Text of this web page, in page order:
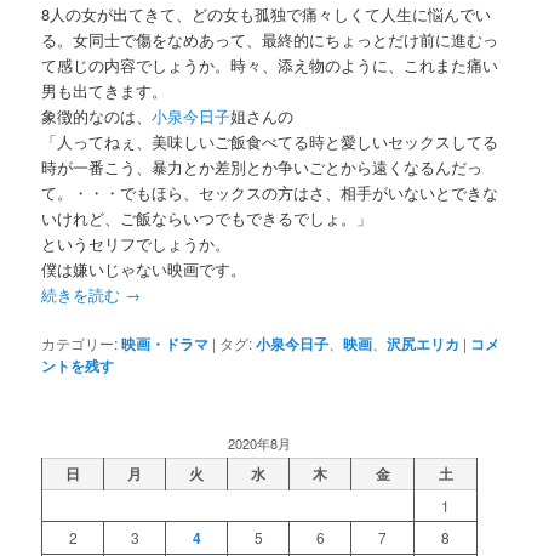
8人の女が出てきて、どの女も孤独で痛々しくて人生に悩んでい
る。女同士で傷をなめあって、最終的にちょっとだけ前に進むっ
て感じの内容でしょうか。時々、添え物のように、これまた痛い
男も出てきます。
象徴的なのは、小泉今日子姐さんの
「人ってねぇ、美味しいご飯食べてる時と愛しいセックスしてる
時が一番こう、暴力とか差別とか争いごとから遠くなるんだっ
て。・・・でもほら、セックスの方はさ、相手がいないとできな
いけれど、ご飯ならいつでもできるでしょ。」
というセリフでしょうか。
僕は嫌いじゃない映画です。
続きを読む →
カテゴリー:映画・ドラマ | タグ:小泉今日子 、映画 、沢尻エリカ | コメ
ントを残す
2020年8月
日 月 火 水 木 金 土
1
2
3 4 5 6 7
8